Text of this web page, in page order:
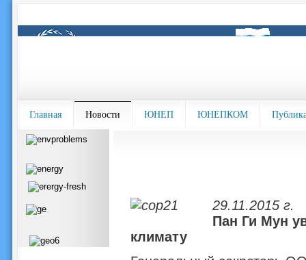
Главная Новости ЮНЕП ЮНЕПКОМ
29.11.2015 г.
Пан Ги Мун
климату